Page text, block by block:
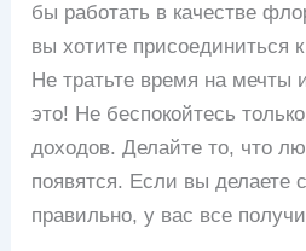
бы работать в качестве
вы хотите присоединиться
Не тратьте время на мечты
это! Не беспокойтесь
доходов. Делайте то, что
появятся. Если вы делаете
правильно, у вас все